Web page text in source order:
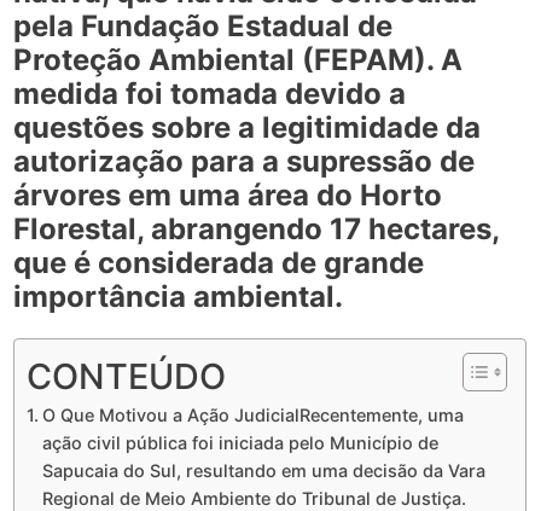
pela Fundação Estadual de
Proteção Ambiental (FEPAM). A
medida foi tomada devido a
questões sobre a legitimidade da
autorização para a supressão de
árvores em uma área do Horto
Florestal, abrangendo 17 hectares,
que é considerada de grande
importância ambiental.
CONTEÚDO
O Que Motivou a Ação JudicialRecentemente, uma
ação civil pública foi iniciada pelo Município de
Sapucaia do Sul, resultando em uma decisão da Vara
Regional de Meio Ambiente do Tribunal de Justiça.